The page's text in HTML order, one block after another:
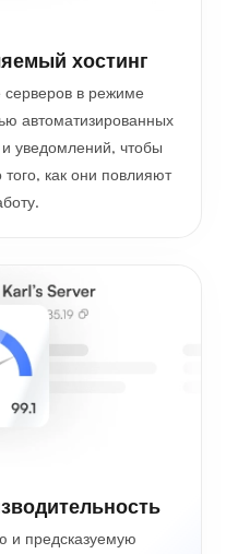
хостинг
серверов в режиме
автоматизированных
уведомлений, чтобы
как они повлияют
и предсказуемую